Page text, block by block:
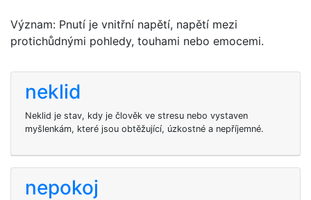
Význam: Pnutí je vnitřní napětí, napětí mezi
protichůdnými pohledy, touhami nebo emocemi.
neklid
Neklid je stav, kdy je člověk ve stresu nebo vystaven
myšlenkám, které jsou obtěžující, úzkostné a nepříjemné.
nepokoj